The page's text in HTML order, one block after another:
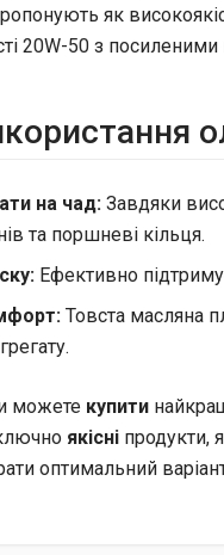
як
20W-50 з
на чад: Завдяки
та поршневі кільця.
Ефективно
Товста масляна
можете купити
якісні продукти,
оптимальний